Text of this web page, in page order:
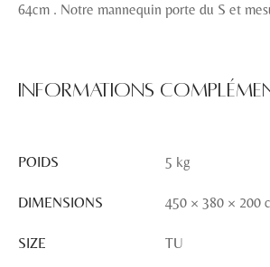
64cm . Notre mannequin porte du S et
Informations
POIDS 5 kg
DIMENSIONS 450 × 380 × 200
SIZE TU